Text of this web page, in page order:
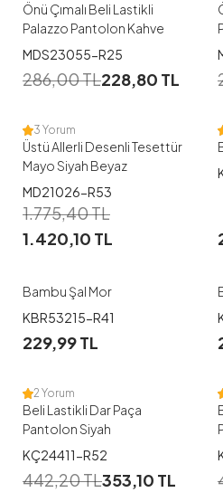
Önü Çımalı Beli Lastikli
Palazzo Pantolon Kahve
MDS23055-R25
286,00TL228,80 TL
38 40 42 44 46
48
3 Yorum
Üstü Allerli Desenli Tesettür
Mayo Siyah Beyaz
MD21026-R53
1.775,40TL
1.420,10 TL
Bambu Şal Mor
KBR53215-R41
229,99TL
38
2 Yorum
Beli Lastikli Dar Paça
Pantolon Siyah
KÇ24411-R52
442,20TL353,10 TL
38